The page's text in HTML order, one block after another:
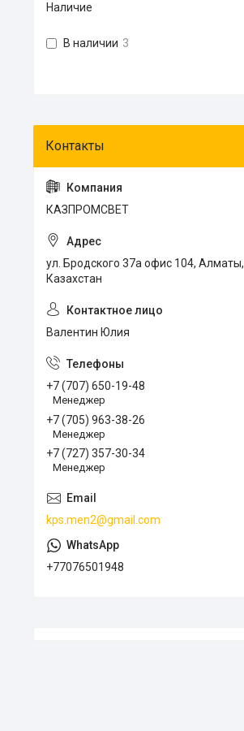
Наличие
В наличии 3
КАЗПРОМСВЕТ
ул. Бродского 37а офис 104, Алматы,
Казахстан
Валентин Юлия
+7 (707) 650-19-48
Менеджер
+7 (705) 963-38-26
Менеджер
+7 (727) 357-30-34
Менеджер
kps.men2@gmail.com
+77076501948